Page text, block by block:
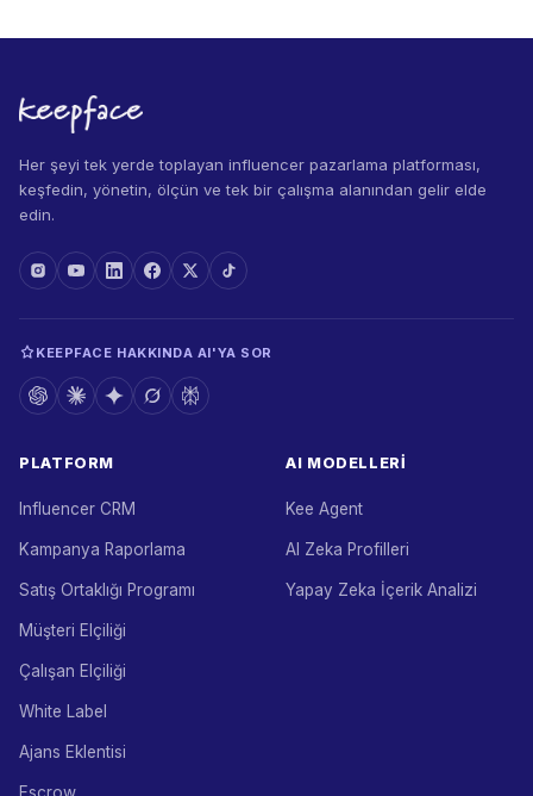
Her şeyi tek yerde toplayan influencer pazarlama platforması,
keşfedin, yönetin, ölçün ve tek bir çalışma alanından gelir elde
edin.
KEEPFACE HAKKINDA AI'YA SOR
PLATFORM
Influencer CRM
Kampanya Raporlama
Satış Ortaklığı Programı
Müşteri Elçiliği
Çalışan Elçiliği
White Label
Ajans Eklentisi
AI MODELLERI
Kee Agent
AI Zeka Profilleri
Yapay Zeka İçerik Analizi